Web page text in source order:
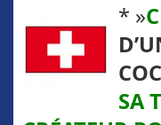
* »
SA